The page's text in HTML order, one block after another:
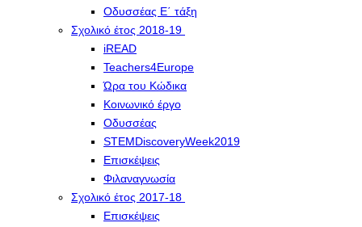
Οδυσσέας Ε΄ τάξη
Σχολικό έτος 2018-19
iREAD
Teachers4Europe
Ώρα του Κώδικα
Κοινωνικό έργο
Οδυσσέας
STEMDiscoveryWeek2019
Επισκέψεις
Φιλαναγνωσία
Σχολικό έτος 2017-18
Επισκέψεις